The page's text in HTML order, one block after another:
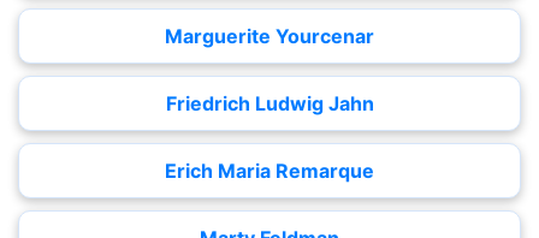
Marguerite Yourcenar
Friedrich Ludwig Jahn
Erich Maria Remarque